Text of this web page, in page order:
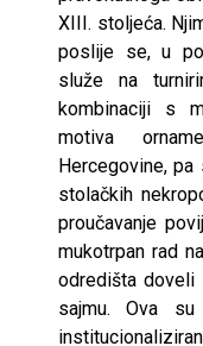
XIII. stoljeća.
poslije se, u
služe na
kombinaciji s
motiva
Hercegovine,
stolačkih
proučavanje
mukotrpan rad
odredišta doveli
sajmu. Ova su